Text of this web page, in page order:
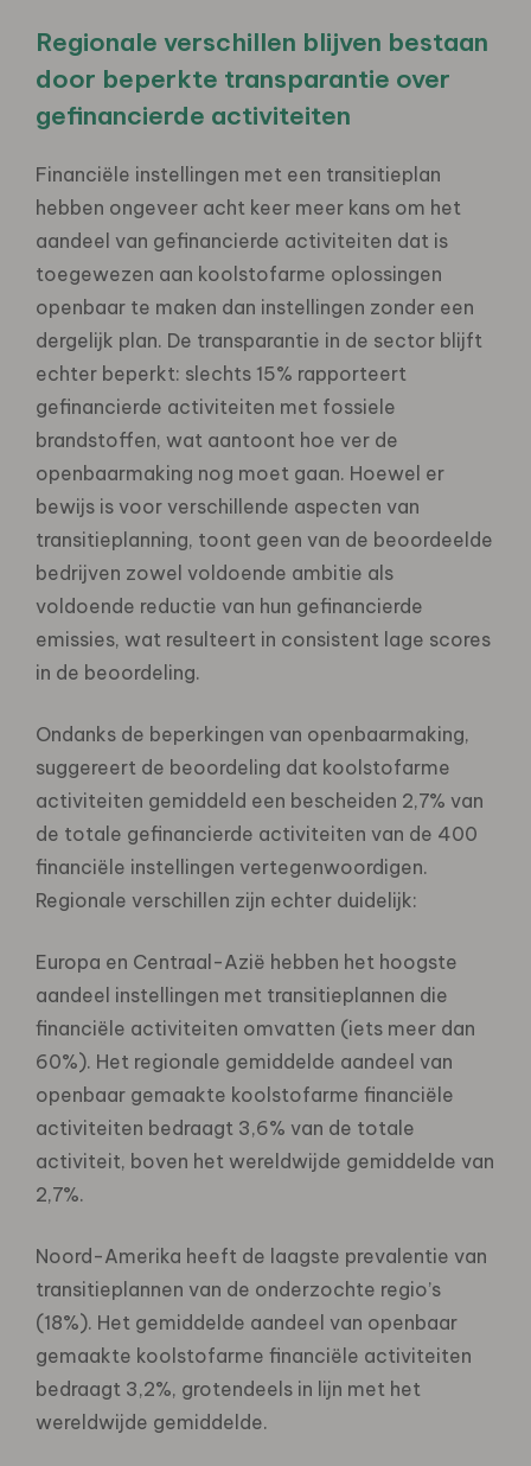
Regionale verschillen blijven bestaan ​​
door beperkte transparantie over
gefinancierde activiteiten
Financiële instellingen met een transitieplan
hebben ongeveer acht keer meer kans om het
aandeel van gefinancierde activiteiten dat is
toegewezen aan koolstofarme oplossingen
openbaar te maken dan instellingen zonder een
dergelijk plan. De transparantie in de sector blijft
echter beperkt: slechts 15% rapporteert
gefinancierde activiteiten met fossiele
brandstoffen, wat aantoont hoe ver de
openbaarmaking nog moet gaan. Hoewel er
bewijs is voor verschillende aspecten van
transitieplanning, toont geen van de beoordeelde
bedrijven zowel voldoende ambitie als
voldoende reductie van hun gefinancierde
emissies, wat resulteert in consistent lage scores
in de beoordeling.
Ondanks de beperkingen van openbaarmaking,
suggereert de beoordeling dat koolstofarme
activiteiten gemiddeld een bescheiden 2,7% van
de totale gefinancierde activiteiten van de 400
financiële instellingen vertegenwoordigen.
Regionale verschillen zijn echter duidelijk:
Europa en Centraal-Azië hebben het hoogste
aandeel instellingen met transitieplannen die
financiële activiteiten omvatten (iets meer dan
60%). Het regionale gemiddelde aandeel van
openbaar gemaakte koolstofarme financiële
activiteiten bedraagt ​​3,6% van de totale
activiteit, boven het wereldwijde gemiddelde van
2,7%.
Noord-Amerika heeft de laagste prevalentie van
transitieplannen van de onderzochte regio’s
(18%). Het gemiddelde aandeel van openbaar
gemaakte koolstofarme financiële activiteiten
bedraagt ​​3,2%, grotendeels in lijn met het
wereldwijde gemiddelde.